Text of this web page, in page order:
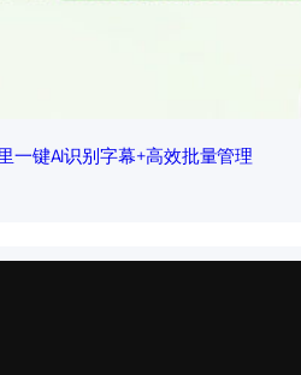
一键AI识别字幕+高效批量管理